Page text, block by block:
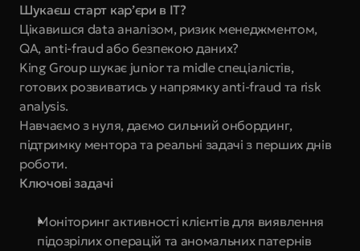
King Interns
Legal
404
Book a call
Шукаєш старт кар’єри в IT?
Цікавишся data аналізом, ризик менеджментом,
QA, anti-fraud або безпекою даних?
King Group шукає junior та midle спеціалістів,
готових розвиватись у напрямку anti-fraud та risk
analysis.
Навчаємо з нуля, даємо сильний онбординг,
підтримку ментора та реальні задачі з перших днів
роботи.
Ключові задачі
Моніторинг активності клієнтів для виявлення
підозрілих операцій та аномальних патернів